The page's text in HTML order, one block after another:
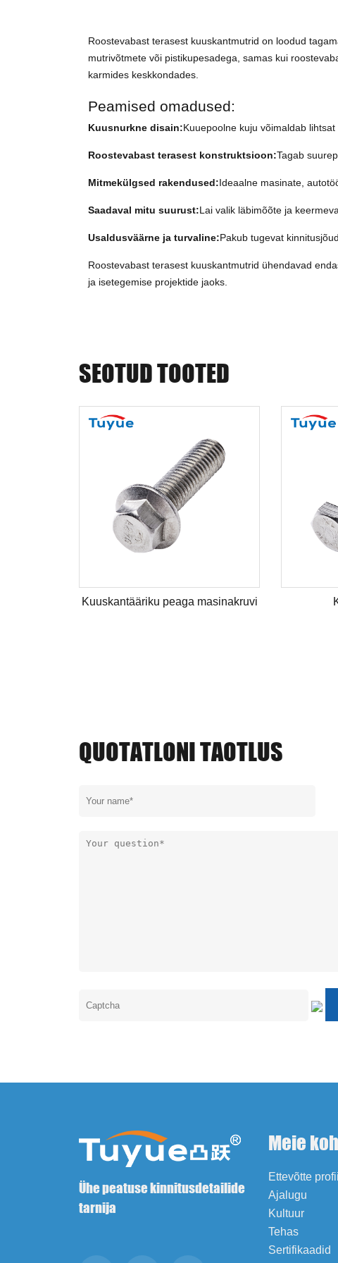
Roostevabast terasest kuuskantmutrid on loodud
mutrivõtmete või pistikupesadega, samas kui
karmides keskkondades.
Peamised omadused:
Kuusnurkne disain:Kuuepoolne kuju võimaldab
Roostevabast terasest konstruktsioon:Tagab
Mitmekülgsed rakendused:Ideaalne masinate,
Saadaval mitu suurust:Lai valik läbimõõte ja
Usaldusväärne ja turvaline:Pakub tugevat
Roostevabast terasest kuuskantmutrid ühendavad
ja isetegemise projektide jaoks.
SEOTUD TOOTED
Kuuskantpolt DIN912
Kuuskant pesaga
QUOTATLONI TAOTLUS
Ühe peatuse kinnitusdetailide
tarnija
Meie
Ettevõtte profiil
Ajalugu
Kultuur
Tehas
Sertifikaadid